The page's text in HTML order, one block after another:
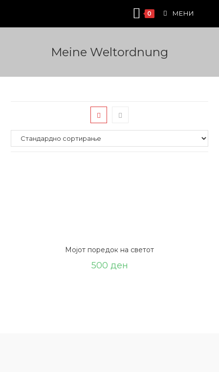
content
0 МЕНИ
Meine Weltordnung
Мојот поредок на светот
500 ден